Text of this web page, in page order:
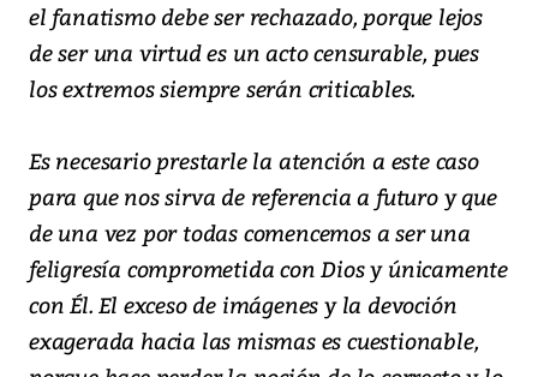
el fanatismo debe ser rechazado, porque lejos
de ser una virtud es un acto censurable, pues
los extremos siempre serán criticables.
Es necesario prestarle la atención a este caso
para que nos sirva de referencia a futuro y que
de una vez por todas comencemos a ser una
feligresía comprometida con Dios y únicamente
con Él. El exceso de imágenes y la devoción
exagerada hacia las mismas es cuestionable,